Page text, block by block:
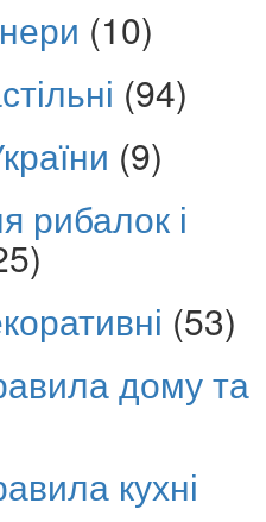
(10)
(94)
(9)
рибалок і
(53)
дому та
кухні